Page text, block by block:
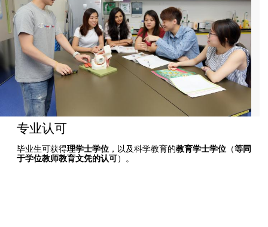
专业认可
毕业生可获得理学士学位 ，以及科学教育的教育学士学位 （等同
于学位教师教育文凭的认可）。